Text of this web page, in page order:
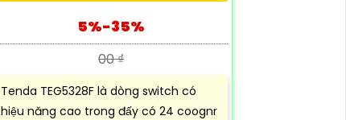
5%-35%
00 ₫
Tenda TEG5328F là dòng switch có
hiệu năng cao trong đấy có 24 coognr